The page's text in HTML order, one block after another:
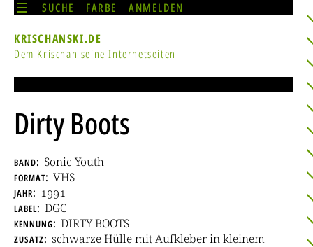
SUCHE FARBE ANMELDEN
KRISCHANSKI.DE
Dem Krischan seine Internetseiten
Dirty Boots
band Sonic Youth
format VHS
jahr 1991
label DGC
kennung DIRTY BOOTS
zusatz schwarze Hülle mit Aufkleber in kleinem